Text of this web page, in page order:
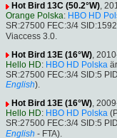
Hot Bird 13C (50.2°W),
Orange Polska: HBO HD
SR:27500 FEC:3/4
Viaccess 3.0.
Hot Bird 13E (16°W) ,
Hello HD: HBO HD Polska
SR:27500 FEC:3/4 SID:5
English).
Hot Bird 13E (16°W),
Hello HD: HBO HD Polska
SR:27500 FEC:3/4 SID:5
English - FTA).